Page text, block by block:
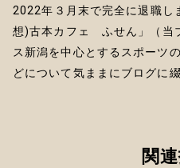
2022年３月末で完全に退職し
想)古本カフェ ふせん」（当
ス新潟を中心とするスポーツ
どについて気ままにブログに
関